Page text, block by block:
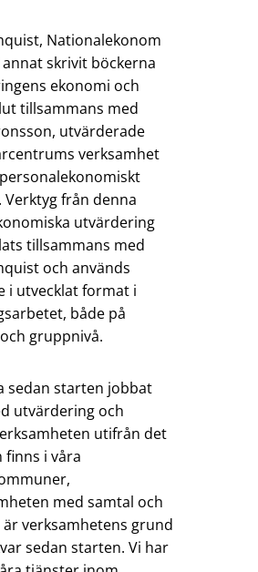
Nationalekonom
skrivit böckerna
ekonomi och
tillsammans med
utvärderade
verksamhet
Verktyg från denna
utvärdering
tillsammans med
och används
i utvecklat format i
både på
gruppnivå.
sedan starten jobbat
utvärdering och
utifrån det
finns i våra
med samtal och
verksamhetens grund
sedan starten. Vi har